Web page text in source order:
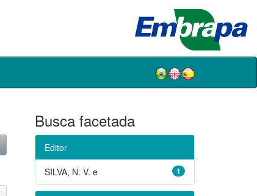
Busca facetada
Editor
1
SILVA, N. V. e